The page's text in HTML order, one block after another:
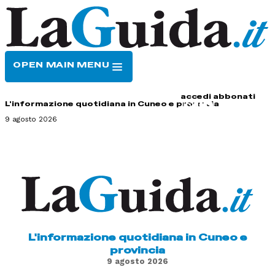
OPEN MAIN MENU
accedi abbonati
L'informazione quotidiana in Cuneo e provincia
9 agosto 2026
L'informazione quotidiana in Cuneo e
provincia
9 agosto 2026